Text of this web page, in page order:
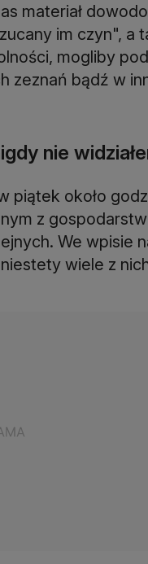
materiał
im czyn", a
mogliby
zeznań bądź w
nie
piątek około
z
We wpisie
wiele z